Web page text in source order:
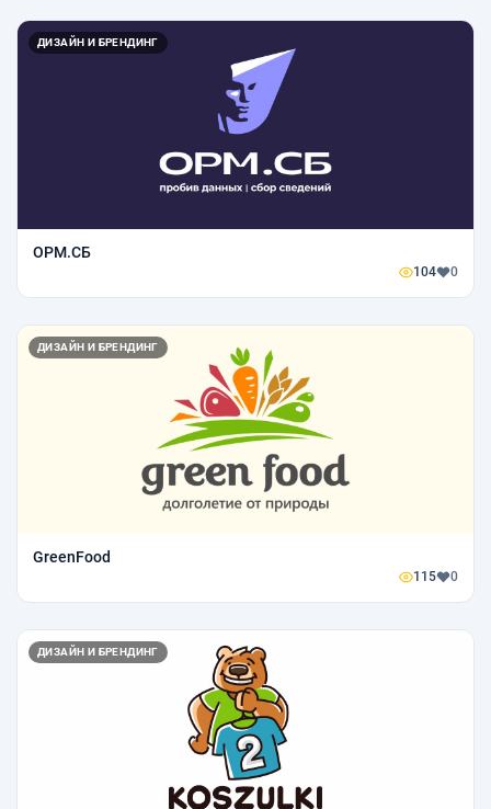
ДИЗАЙН И БРЕНДИНГ
ОРМ.СБ
104 0
ДИЗАЙН И БРЕНДИНГ
GreenFood
115 0
ДИЗАЙН И БРЕНДИНГ